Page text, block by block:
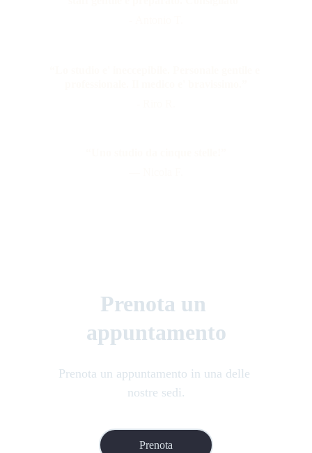
Prenota un
appuntamento
Prenota un appuntamento in una delle
nostre sedi.
Prenota